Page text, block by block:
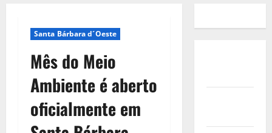
Santa Bárbara d´Oeste
Mês do Meio
Ambiente é aberto
oficialmente em